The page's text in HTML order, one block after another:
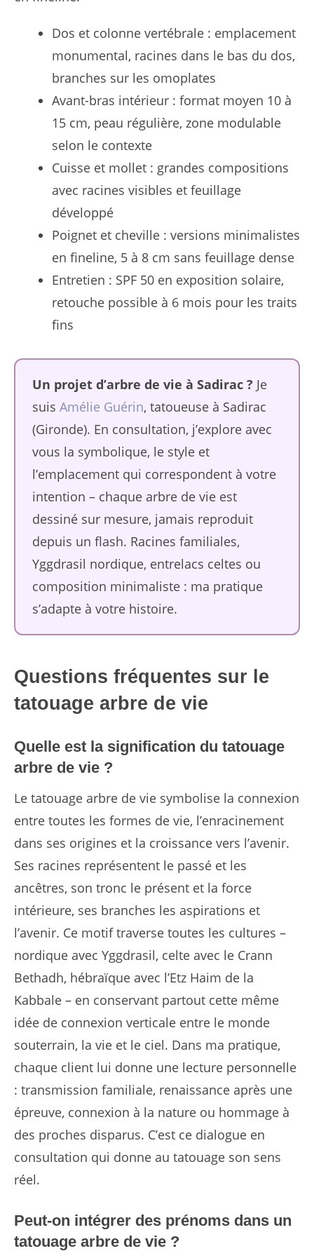
Dos et colonne vertébrale : emplacement
monumental, racines dans le bas du dos,
branches sur les omoplates
Avant-bras intérieur : format moyen 10 à
15 cm, peau régulière, zone modulable
selon le contexte
Cuisse et mollet : grandes compositions
avec racines visibles et feuillage
développé
Poignet et cheville : versions minimalistes
en fineline, 5 à 8 cm sans feuillage dense
Entretien : SPF 50 en exposition solaire,
retouche possible à 6 mois pour les traits
fins
Un projet d’arbre de vie à Sadirac ? Je
suis Amélie Guérin, tatoueuse à Sadirac
(Gironde). En consultation, j’explore avec
vous la symbolique, le style et
l’emplacement qui correspondent à votre
intention – chaque arbre de vie est
dessiné sur mesure, jamais reproduit
depuis un flash. Racines familiales,
Yggdrasil nordique, entrelacs celtes ou
composition minimaliste : ma pratique
s’adapte à votre histoire.
Questions fréquentes sur le
tatouage arbre de vie
Quelle est la signification du tatouage
arbre de vie ?
Le tatouage arbre de vie symbolise la connexion
entre toutes les formes de vie, l’enracinement
dans ses origines et la croissance vers l’avenir.
Ses racines représentent le passé et les
ancêtres, son tronc le présent et la force
intérieure, ses branches les aspirations et
l’avenir. Ce motif traverse toutes les cultures –
nordique avec Yggdrasil, celte avec le Crann
Bethadh, hébraïque avec l’Etz Haim de la
Kabbale – en conservant partout cette même
idée de connexion verticale entre le monde
souterrain, la vie et le ciel. Dans ma pratique,
chaque client lui donne une lecture personnelle
: transmission familiale, renaissance après une
épreuve, connexion à la nature ou hommage à
des proches disparus. C’est ce dialogue en
consultation qui donne au tatouage son sens
réel.
Peut-on intégrer des prénoms dans un
tatouage arbre de vie ?